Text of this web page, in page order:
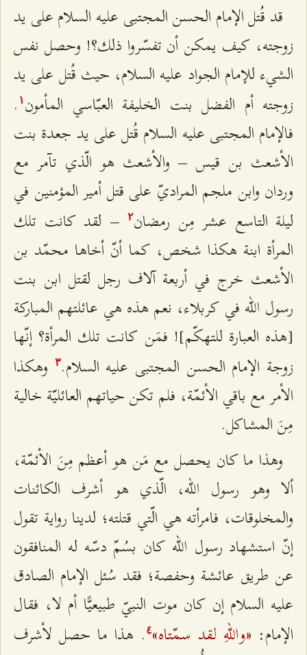
قد قُتل الإمام الحسن المجتبى عليه السلام على يد
زوجته، كيف يمكن أن تفسّروا ذلك؟! وحصل نفس
الشيء للإمام الجواد عليه السلام، حيث قُتل على يد
زوجته أم الفضل بنت الخليفة العبّاسي المأمون ۱ .
فالإمام المجتبى عليه السلام قُتل على يد جعدة بنت
الأشعث بن قيس – والأشعث هو الّذي تآمر مع
وردان وابن ملجم المراديّ على قتل أمير المؤمنين في
ليلة التاسع عشر مِن رمضان٢
– لقد كانت تلك
المرأة ابنة هكذا شخص، كما أنّ أخاها محمّد بن
الأشعث خرج في أربعة آلاف رجل لقتل ابن بنت
رسول الله في كربلاء، نعم هذه هي عائلتهم المباركة
[هذه العبارة للتهكّم]! فمَن كانت تلك المرأة؟ إنّها
زوجة الإمام الحسن المجتبى عليه السلام.٣
وهكذا
الأمر مع باقي الأئمّة، فلم تكن حياتهم العائليّة خالية
مِنَ المشاكل.
وهذا ما كان يحصل مع مَن هو أعظم مِنَ الأئمّة،
ألا وهو رسول الله، الّذي هو أشرف الكائنات
والمخلوقات، فامرأته هي الّتي قتلته؛ لدينا رواية تقول
إنّ استشهاد رسول الله كان بسُمّ دسّه له المنافقون
عن طريق عائشة وحفصة؛ فقد سُئل الإمام الصادق
عليه السلام إن كان موت النبيّ طبيعيًّا أم لا، فقال
الإمام: «واللهِ لقد سمّتاه»٤ . هذا ما حصل لأشرف